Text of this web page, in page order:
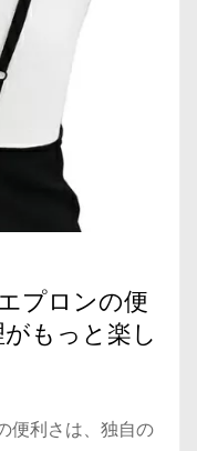
プロンの便
もっと楽し
便利さは、独自の